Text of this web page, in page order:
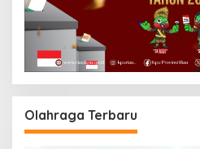
Olahraga Terbaru